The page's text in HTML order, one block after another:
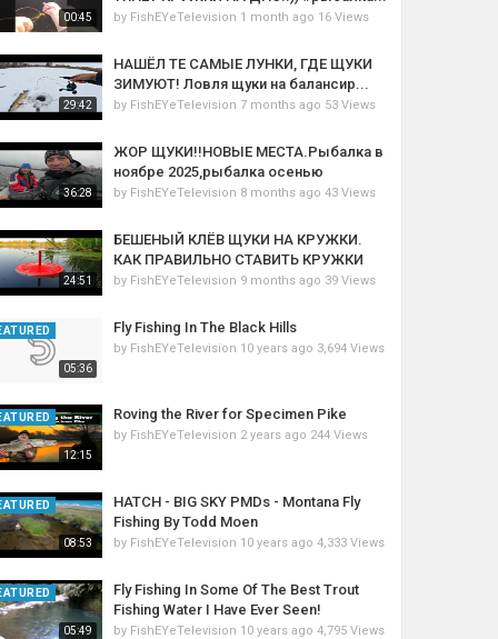
00:45 by FishEYeTelevision 1 month ago 16 Views
29:42
НАШЁЛ ТЕ САМЫЕ ЛУНКИ, ГДЕ ЩУКИ
ЗИМУЮТ! Ловля щуки на балансир...
by FishEYeTelevision 7 months ago 53 Views
36:28
ЖОР ЩУКИ!!НОВЫЕ МЕСТА.Рыбалка в
ноябре 2025,рыбалка осенью
by FishEYeTelevision 8 months ago 43 Views
24:51
БЕШЕНЫЙ КЛЁВ ЩУКИ НА КРУЖКИ.
КАК ПРАВИЛЬНО СТАВИТЬ КРУЖКИ
by FishEYeTelevision 9 months ago 39 Views
05:36
Fly Fishing In The Black Hills
by FishEYeTelevision 10 years ago 3,694 Views
12:15
Roving the River for Specimen Pike
by FishEYeTelevision 2 years ago 244 Views
08:53
HATCH - BIG SKY PMDs - Montana Fly
Fishing By Todd Moen
by FishEYeTelevision 10 years ago 4,333 Views
05:49
Fly Fishing In Some Of The Best Trout
Fishing Water I Have Ever Seen!
by FishEYeTelevision 10 years ago 4,795 Views